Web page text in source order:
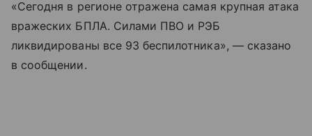
«Сегодня в регионе отражена самая крупная атака
вражеских БПЛА. Силами ПВО и РЭБ
ликвидированы все 93 беспилотника», — сказано
в сообщении.